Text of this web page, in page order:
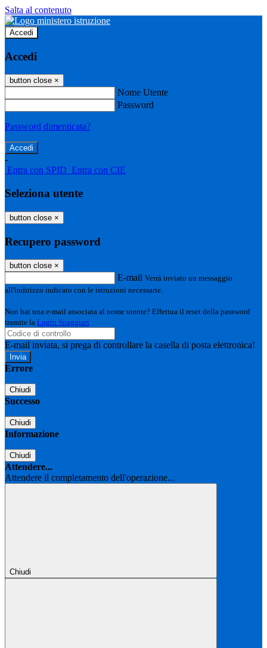
Salta al contenuto
Accedi
Accedi
button close ×
Nome Utente
Password
Password dimenticata?
-
Entra con SPID Entra con CIE
Seleziona utente
button close ×
Recupero password
button close ×
E-mail Verrà inviato un messaggio
all'indirizzo indicato con le istruzioni necessarie.
Non hai una e-mail associata al nome utente? Effettua il reset della password
tramite la Login Spaggiari
E-mail inviata, si prega di controllare la casella di posta elettronica!
Errore
Chiudi
Successo
Chiudi
Informazione
Chiudi
Attendere...
Attendere il completamento dell'operazione...
Chiudi